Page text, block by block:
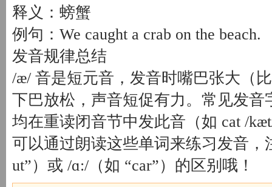
释义：螃蟹
例句：We caught a crab on the beach.
发音规律总结
/æ/ 音是短元音，发音时嘴巴张大（
下巴放松，声音短促有力。常见发音
均在重读闭音节中发此音（如 cat /
可以通过朗读这些单词来练习发音，
ut”）或 /ɑ:/（如 “car”）的区别哦！